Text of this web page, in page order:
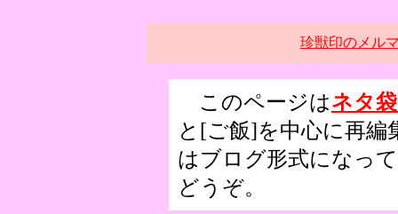
珍獣印のメル
このページはネタ
と[ご飯]を中心に再
はブログ形式になっ
どうぞ。